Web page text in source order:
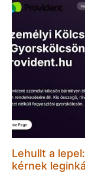
Lehullt a
kérnek